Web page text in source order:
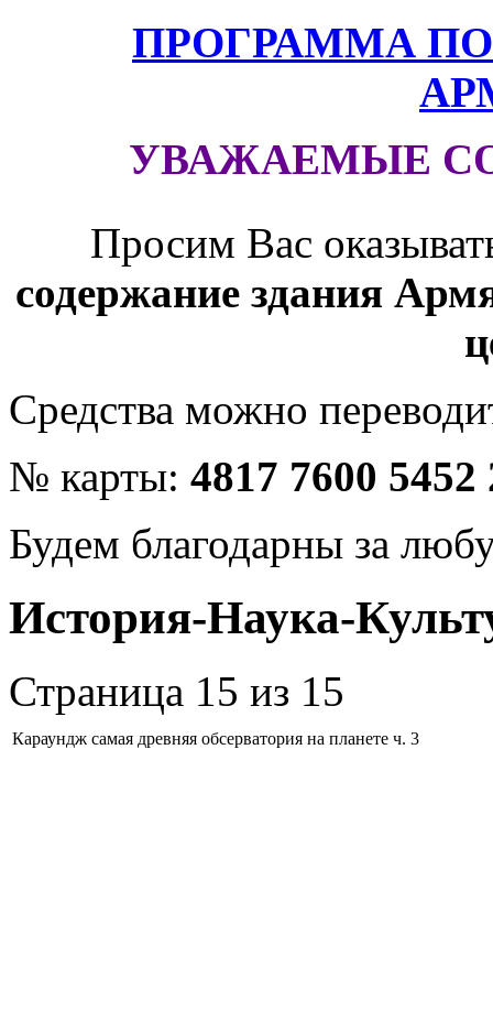
ПРОГРАММА
УВАЖАЕМЫЕ
Просим Вас
содержание здания
Средства можно
№ карты: 4817 7600 5452
Будем благодарны за
История-Наука-
Страница 15 из 15
Караундж самая древняя обсерватория на планете ч. 3